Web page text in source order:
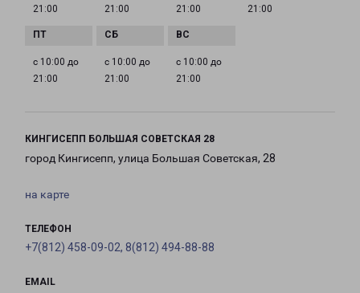
21:00 21:00 21:00 21:00
с 10:00 до
21:00
с 10:00 до
21:00
с 10:00 до
21:00
КИНГИСЕПП БОЛЬШАЯ СОВЕТСКАЯ 28
город Кингисепп, улица Большая Советская, 28
на карте
ТЕЛЕФОН
+7(812) 458-09-02, 8(812) 494-88-88
EMAIL